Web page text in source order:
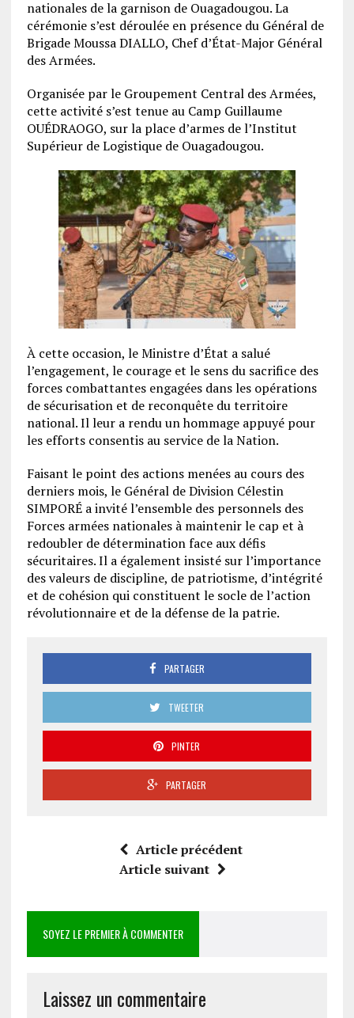
nationales de la garnison de Ouagadougou. La
cérémonie s’est déroulée en présence du Général de
Brigade Moussa DIALLO, Chef d’État-Major Général
des Armées.
Organisée par le Groupement Central des Armées,
cette activité s’est tenue au Camp Guillaume
OUÉDRAOGO, sur la place d’armes de l’Institut
Supérieur de Logistique de Ouagadougou.
À cette occasion, le Ministre d’État a salué
l’engagement, le courage et le sens du sacrifice des
forces combattantes engagées dans les opérations
de sécurisation et de reconquête du territoire
national. Il leur a rendu un hommage appuyé pour
les efforts consentis au service de la Nation.
Faisant le point des actions menées au cours des
derniers mois, le Général de Division Célestin
SIMPORÉ a invité l’ensemble des personnels des
Forces armées nationales à maintenir le cap et à
redoubler de détermination face aux défis
sécuritaires. Il a également insisté sur l’importance
des valeurs de discipline, de patriotisme, d’intégrité
et de cohésion qui constituent le socle de l’action
révolutionnaire et de la défense de la patrie.
PARTAGER
TWEETER
PINTER
PARTAGER
Article précédent
Article suivant
SOYEZ LE PREMIER À COMMENTER
Laissez un commentaire